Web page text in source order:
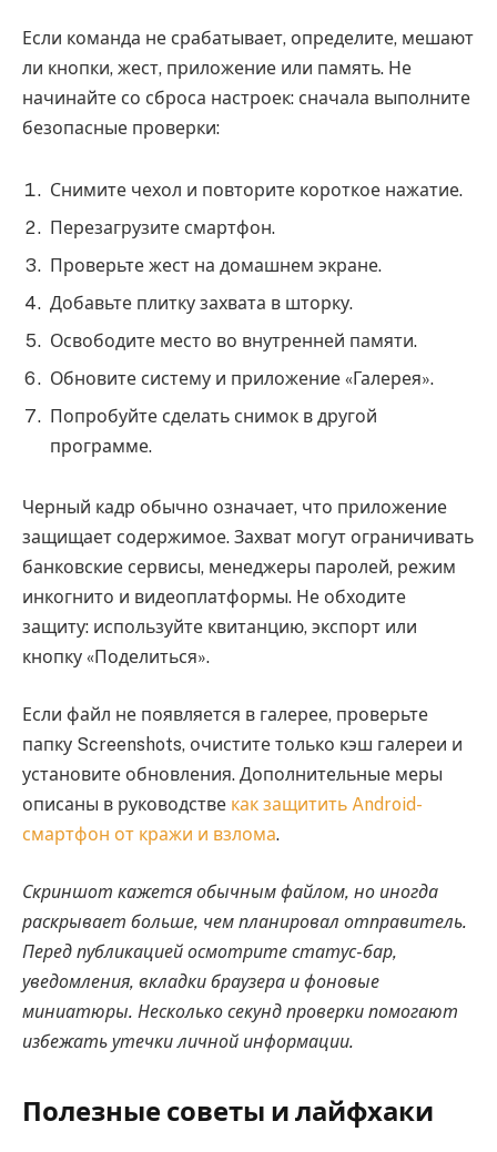
Если команда не срабатывает, определите, мешают
ли кнопки, жест, приложение или память. Не
начинайте со сброса настроек: сначала выполните
безопасные проверки:
Снимите чехол и повторите короткое нажатие.
Перезагрузите смартфон.
Проверьте жест на домашнем экране.
Добавьте плитку захвата в шторку.
Освободите место во внутренней памяти.
Обновите систему и приложение «Галерея».
Попробуйте сделать снимок в другой
программе.
Черный кадр обычно означает, что приложение
защищает содержимое. Захват могут ограничивать
банковские сервисы, менеджеры паролей, режим
инкогнито и видеоплатформы. Не обходите
защиту: используйте квитанцию, экспорт или
кнопку «Поделиться».
Если файл не появляется в галерее, проверьте
папку Screenshots, очистите только кэш галереи и
установите обновления. Дополнительные меры
описаны в руководстве как защитить Android-
смартфон от кражи и взлома.
Скриншот кажется обычным файлом, но иногда
раскрывает больше, чем планировал отправитель.
Перед публикацией осмотрите статус-бар,
уведомления, вкладки браузера и фоновые
миниатюры. Несколько секунд проверки помогают
избежать утечки личной информации.
Полезные советы и лайфхаки